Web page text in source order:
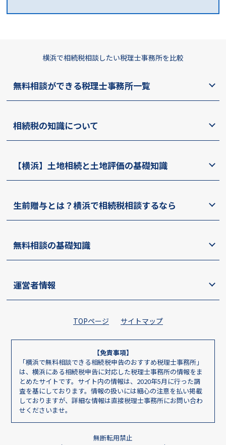
横浜で相続税相談したい税理士事務所を比較
無料相談ができる税理士事務所一覧
相続税の知識について
【横浜】土地相続と土地評価の基礎知識
生前贈与とは？横浜で相続税相談するなら
無料相談の基礎知識
運営者情報
TOPページ サイトマップ
【免責事項】
「横浜で無料相談できる相続税申告のおすすめ税理士事務所」
は、横浜にある相続税申告に対応した税理士事務所の情報をま
とめたサイトです。サイト内の情報は、2020年5月に行った調
査を基にしております。情報の扱いには細心の注意を払い掲載
しておりますが、詳細な情報は直接税理士事務所にお問い合わ
せくださいませ。
無断転用禁止